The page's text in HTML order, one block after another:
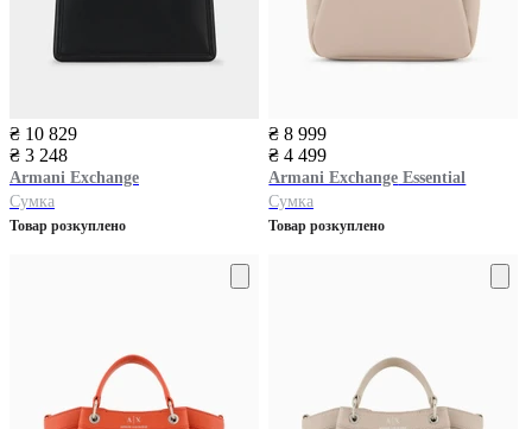
₴ 10 829
₴ 3 248
Armani Exchange
Сумка
Товар розкуплено
₴ 8 999
₴ 4 499
Armani Exchange Essential
Сумка
Товар розкуплено